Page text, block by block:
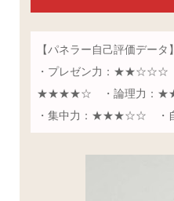
【パネラー自己評価データ】
・プレゼン力：★★☆☆☆
★★★★☆ ・論理力
・集中力：★★★☆☆